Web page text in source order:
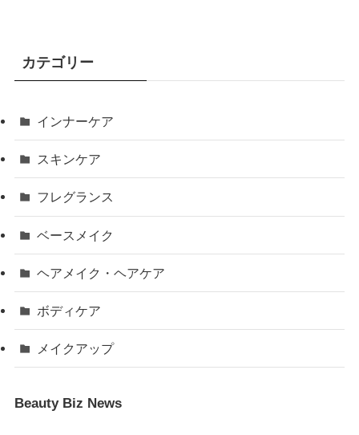
カテゴリー
インナーケア
スキンケア
フレグランス
ベースメイク
ヘアメイク・ヘアケア
ボディケア
メイクアップ
Beauty Biz News